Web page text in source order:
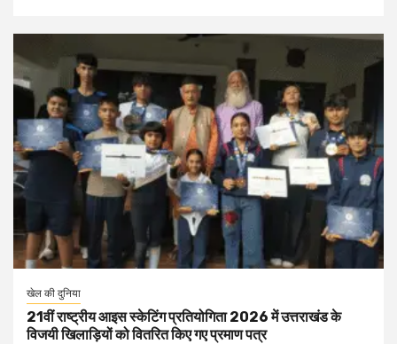
खेल की दुनिया
21वीं राष्ट्रीय आइस स्केटिंग प्रतियोगिता 2026 में उत्तराखंड के
विजयी खिलाड़ियों को वितरित किए गए प्रमाण पत्र